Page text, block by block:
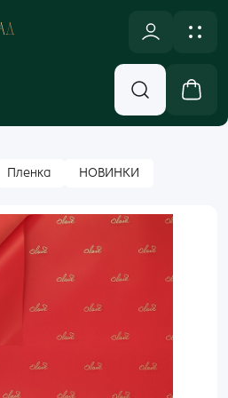
и Коробки
ассортимент
Пленка НОВИНКИ